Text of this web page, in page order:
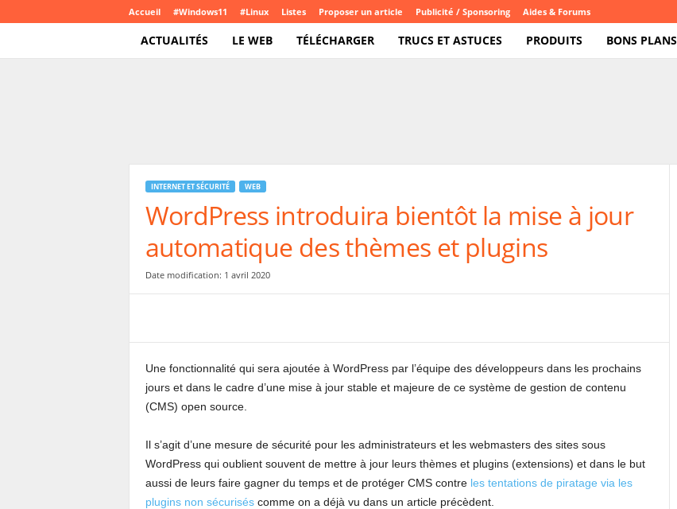
Accueil #Windows11 #Linux Listes Proposer un article Publicité / Sponsoring Aides & Forums
ACTUALITÉS LE WEB TÉLÉCHARGER TRUCS ET ASTUCES PRODUITS BONS PLANS
INTERNET ET SÉCURITÉ WEB
WordPress introduira bientôt la mise à jour
automatique des thèmes et plugins
Date modification: 1 avril 2020
Une fonctionnalité qui sera ajoutée à WordPress par l’équipe des développeurs dans les prochains
jours et dans le cadre d’une mise à jour stable et majeure de ce système de gestion de contenu
(CMS) open source.
Il s’agit d’une mesure de sécurité pour les administrateurs et les webmasters des sites sous
WordPress qui oublient souvent de mettre à jour leurs thèmes et plugins (extensions) et dans le but
aussi de leurs faire gagner du temps et de protéger CMS contre les tentations de piratage via les
plugins non sécuriséscomme on a déjà vu dans un article précèdent.